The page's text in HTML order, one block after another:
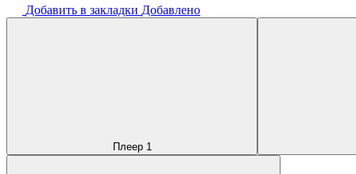
Добавить в закладки Добавлено
Плеер 1